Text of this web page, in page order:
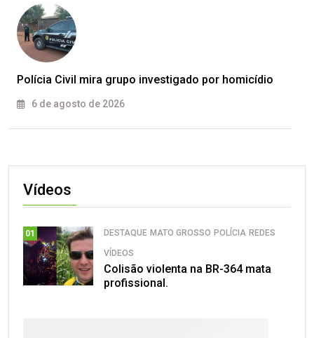
Polícia Civil mira grupo investigado por homicídio
6 de agosto de 2026
Vídeos
01 DESTAQUE MATO GROSSO POLÍCIA REDES
VÍDEOS
Colisão violenta na BR-364 mata
profissional.